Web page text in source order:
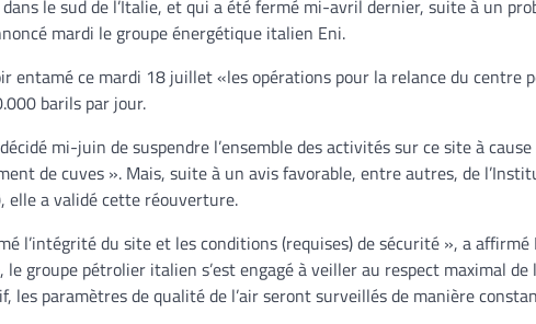
le sud de l’Italie, et qui a été fermé mi-avril dernier, suite à un
mardi le groupe énergétique italien Eni.
entamé ce mardi 18 juillet «les opérations pour la relance du centre
barils par jour.
mi-juin de suspendre l’ensemble des activités sur ce site à cause
de cuves ». Mais, suite à un avis favorable, entre autres, de
elle a validé cette réouverture.
l’intégrité du site et les conditions (requises) de sécurité », a affirmé
groupe pétrolier italien s’est engagé à veiller au respect maximal
les paramètres de qualité de l’air seront surveillés de manière